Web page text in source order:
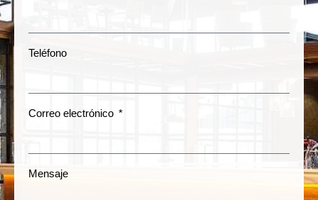
Teléfono
Correo electrónico
Mensaje